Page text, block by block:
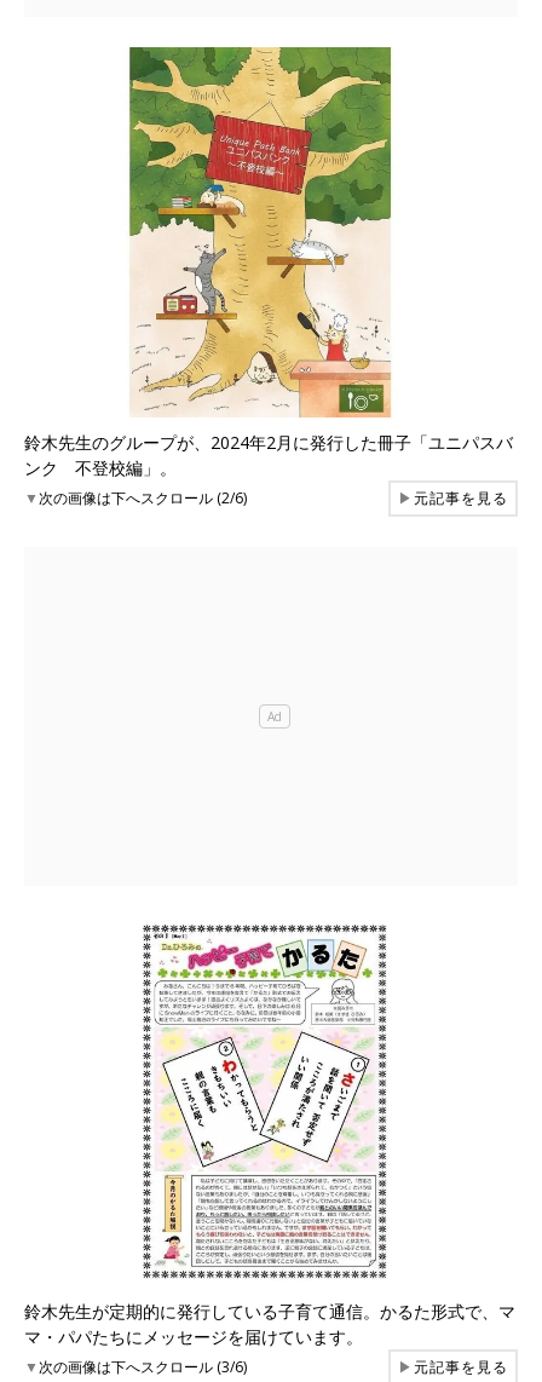
鈴木先生のグループが、2024年2月に発行した冊子「ユニパスバ
ンク 不登校編」。
▼次の画像は下へスクロール (2/6) ▶元記事を見る
鈴木先生が定期的に発行している子育て通信。かるた形式で、マ
マ・パパたちにメッセージを届けています。
▼次の画像は下へスクロール (3/6) ▶元記事を見る